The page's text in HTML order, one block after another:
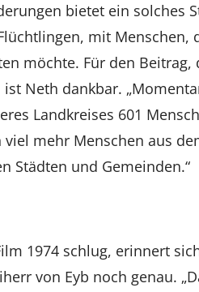
bietet ein solches
mit Menschen,
möchte. Für den Beitrag,
Neth dankbar.
Landkreises 601
mehr Menschen aus
Städten und Gemeinden.“
1974 schlug, erinnert
von Eyb noch genau.